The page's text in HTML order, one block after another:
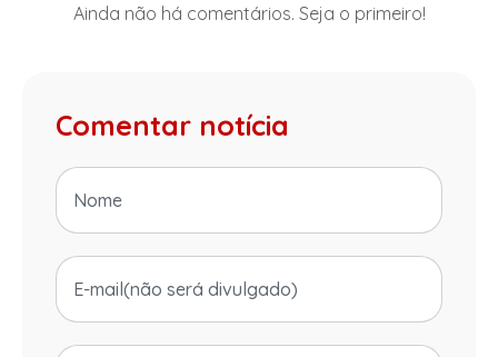
Ainda não há comentários. Seja o primeiro!
Comentar notícia